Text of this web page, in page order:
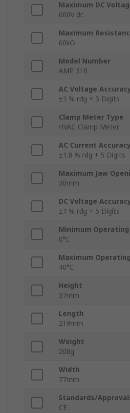
Maximum DC
600V dc
Maximum
60kΩ
Model Number
AMP 310
AC Voltage
±1 % rdg + 5 Digits
Clamp Meter Type
HVAC Clamp Meter
AC Current Accuracy
±1.8 % rdg + 5 Digits
Maximum Jaw
30mm
DC Voltage
±1 % rdg + 5 Digits
Minimum
0°C
Maximum
40°C
Height
37mm
Length
219mm
Weight
208g
Width
77mm
Standards/
CE